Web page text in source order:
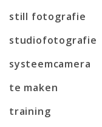
still fotografie
studiofotografie
systeemcamera
te maken
training